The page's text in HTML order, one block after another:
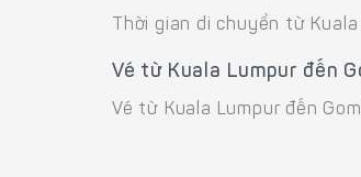
Thời gian di chuyển từ
Vé từ Kuala Lumpur đến
Vé từ Kuala Lumpur đến